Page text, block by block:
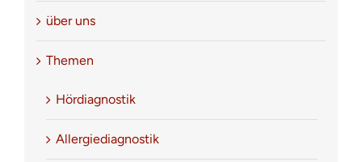
über uns
Themen
Hördiagnostik
Allergiediagnostik